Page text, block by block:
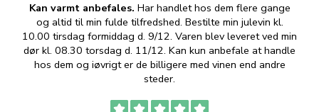
Kan varmt anbefales. Har handlet hos dem flere gange
og altid til min fulde tilfredshed. Bestilte min julevin kl.
10.00 tirsdag formiddag d. 9/12. Varen blev leveret ved min
dør kl. 08.30 torsdag d. 11/12. Kan kun anbefale at handle
hos dem og iøvrigt er de billigere med vinen end andre
steder.